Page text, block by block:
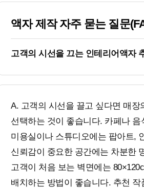
액자 제작 자주 묻는 질문
고객의 시선을 끄는 인테리어액자
A. 고객의 시선을 끌고 싶다면 매
선택하는 것이 좋습니다. 카페나
미용실이나 스튜디오에는 팝아트,
신뢰감이 중요한 공간에는 차분한
고객이 처음 보는 벽면에는
배치하는 방법이 좋습니다. 추천